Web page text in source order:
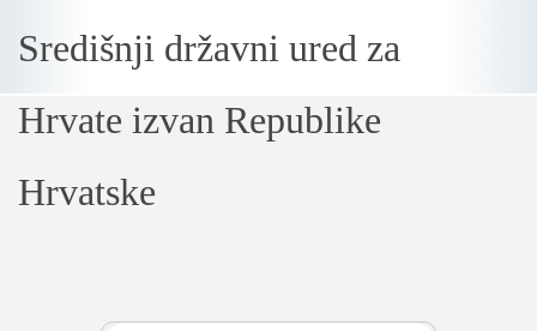
Središnji državni ured za
Hrvate izvan Republike
Hrvatske
Loading...